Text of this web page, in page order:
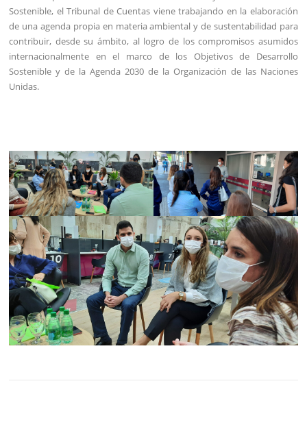
Sostenible, el Tribunal de Cuentas viene trabajando en la elaboración
de una agenda propia en materia ambiental y de sustentabilidad para
contribuir, desde su ámbito, al logro de los compromisos asumidos
internacionalmente en el marco de los Objetivos de Desarrollo
Sostenible y de la Agenda 2030 de la Organización de las Naciones
Unidas.